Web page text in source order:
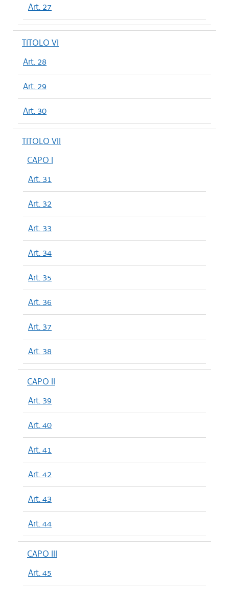
Art. 27
TITOLO VI
Art. 28
Art. 29
Art. 30
TITOLO VII
CAPO I
Art. 31
Art. 32
Art. 33
Art. 34
Art. 35
Art. 36
Art. 37
Art. 38
CAPO II
Art. 39
Art. 40
Art. 41
Art. 42
Art. 43
Art. 44
CAPO III
Art. 45